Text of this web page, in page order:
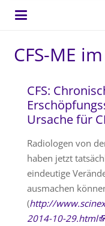
CFS-ME
CFS:
Ursache für
Radiologen von
haben jetzt
eindeutige
ausmachen
(http://
2014-10-29.html